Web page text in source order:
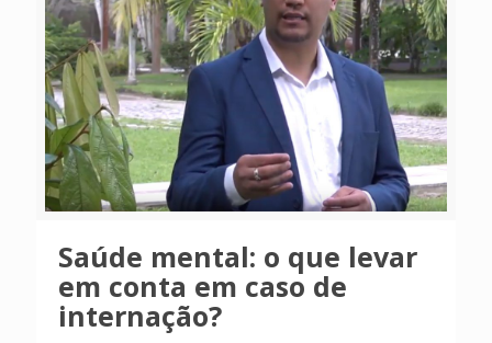
Saúde mental: o que levar
em conta em caso de
internação?